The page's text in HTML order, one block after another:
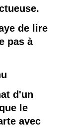
de lire
pas à
d'un
le
avec